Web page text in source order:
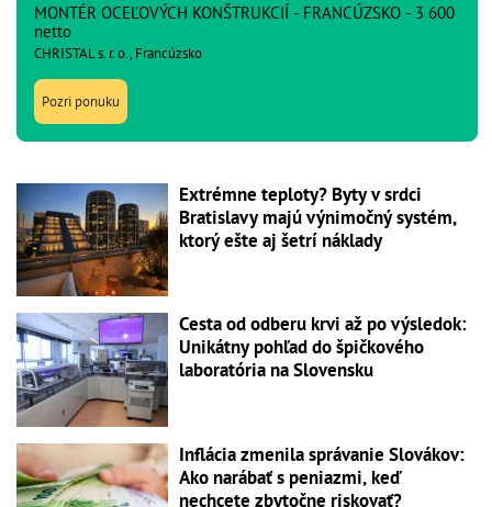
MONTÉR OCEĽOVÝCH KONŠTRUKCIÍ - FRANCÚZSKO - 3 600
netto
CHRISTAL s. r. o., Francúzsko
Pozri ponuku
Extrémne teploty? Byty v srdci
Bratislavy majú výnimočný systém,
ktorý ešte aj šetrí náklady
Cesta od odberu krvi až po výsledok:
Unikátny pohľad do špičkového
laboratória na Slovensku
Inflácia zmenila správanie Slovákov:
Ako narábať s peniazmi, keď
nechcete zbytočne riskovať?